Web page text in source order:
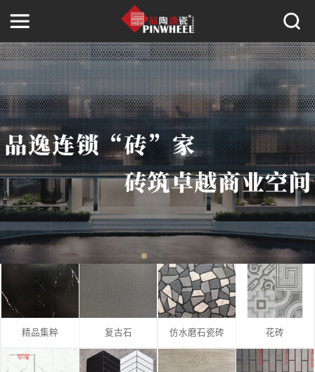
精品集粹 复古石 仿水磨石瓷砖 花砖